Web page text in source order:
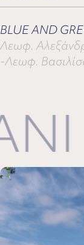
BLUE AND
Λεωφ.
-Λεωφ.
2